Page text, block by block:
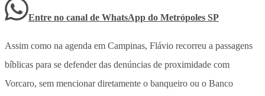
Entre no canal de WhatsApp do Metrópoles SP
Assim como na agenda em Campinas, Flávio recorreu a passagens
bíblicas para se defender das denúncias de proximidade com
Vorcaro, sem mencionar diretamente o banqueiro ou o Banco